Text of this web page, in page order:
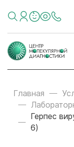
Главная
Герпес
6)